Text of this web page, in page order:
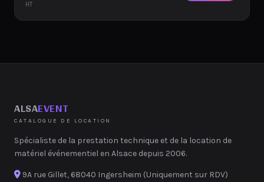
HT
ALSAEVENT
CATALOGUE DE LOCATION
Spécialiste de la prestation technique et de la location de
matériel événementiel en Alsace depuis 2006.
9A rue Gillet, 68040 Ingersheim (Uniquement sur RDV)